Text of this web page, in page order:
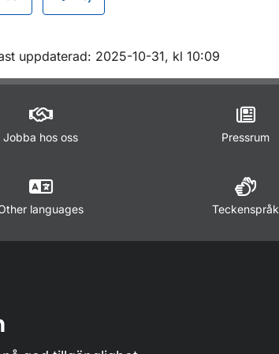
Statistik inom sjöfart
Öppna data
sidan
uppdaterad: 2025-10-31, kl 10:09
Jobba hos oss Pressrum
languages Teckenspråk